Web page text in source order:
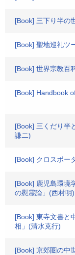
[Book] 三下り半の
[Book] 聖地巡礼ツ
[Book] 世界宗教百
[Book] Handbook
[Book] 三くだり半
謙二)
[Book] クロスボー
[Book] 鹿児島環境
の慰霊論」(西村明)
[Book] 東寺文書と
相」(清水克行)
[Book] 京郊圏の中